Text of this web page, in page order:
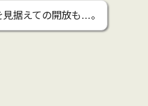
見据えての開放も…。